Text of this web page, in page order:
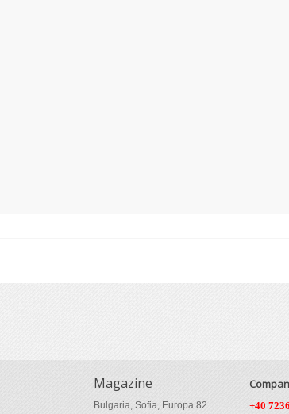
Magazine
Bulgaria, Sofia, Europa 82 +40